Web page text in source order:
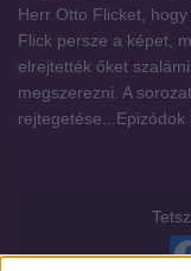
Herr Otto Flicket,
Flick persze a képet,
elrejtették őket
megszerezni. A
rejtegetése...Epizódok